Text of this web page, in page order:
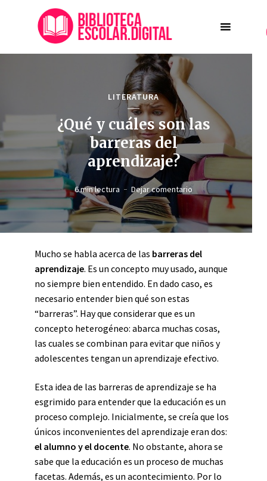
LITERATURA
¿Qué y cuáles son las
barreras del
aprendizaje?
6 min lectura Dejar comentario
Mucho se habla acerca de las barreras del
aprendizaje. Es un concepto muy usado, aunque
no siempre bien entendido. En dado caso, es
necesario entender bien qué son estas
“barreras”. Hay que considerar que es un
concepto heterogéneo: abarca muchas cosas,
las cuales se combinan para evitar que niños y
adolescentes tengan un aprendizaje efectivo.
Esta idea de las barreras de aprendizaje se ha
esgrimido para entender que la educación es un
proceso complejo. Inicialmente, se creía que los
únicos inconvenientes del aprendizaje eran dos:
el alumno y el docente. No obstante, ahora se
sabe que la educación es un proceso de muchas
facetas. Además, es un acontecimiento. Por lo